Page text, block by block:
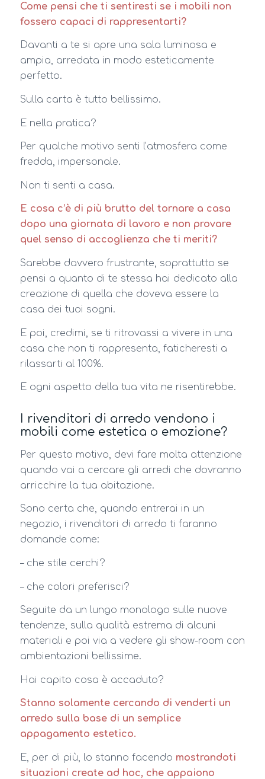
Come pensi che ti sentiresti se i mobili non
fossero capaci di rappresentarti?
Davanti a te si apre una sala luminosa e
ampia, arredata in modo esteticamente
perfetto.
Sulla carta è tutto bellissimo.
E nella pratica?
Per qualche motivo senti l’atmosfera come
fredda, impersonale.
Non ti senti a casa.
E cosa c’è di più brutto del tornare a casa
dopo una giornata di lavoro e non provare
quel senso di accoglienza che ti meriti?
Sarebbe davvero frustrante, soprattutto se
pensi a quanto di te stessa hai dedicato alla
creazione di quella che doveva essere la
casa dei tuoi sogni.
E poi, credimi, se ti ritrovassi a vivere in una
casa che non ti rappresenta, faticheresti a
rilassarti al 100%.
E ogni aspetto della tua vita ne risentirebbe.
I rivenditori di arredo vendono i
mobili come estetica o emozione?
Per questo motivo, devi fare molta attenzione
quando vai a cercare gli arredi che dovranno
arricchire la tua abitazione.
Sono certa che, quando entrerai in un
negozio, i rivenditori di arredo ti faranno
domande come:
– che stile cerchi?
– che colori preferisci?
Seguite da un lungo monologo sulle nuove
tendenze, sulla qualità estrema di alcuni
materiali e poi via a vedere gli show-room con
ambientazioni bellissime.
Hai capito cosa è accaduto?
Stanno solamente cercando di venderti un
arredo sulla base di un semplice
appagamento estetico.
E, per di più, lo stanno facendo mostrandoti
situazioni create ad hoc, che appaiono